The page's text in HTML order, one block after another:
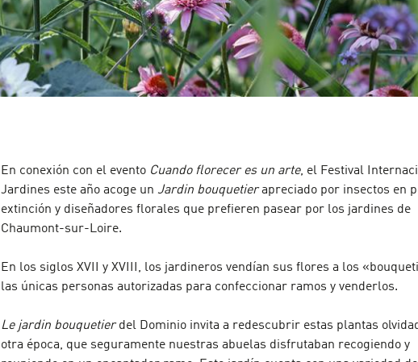
En conexión con el evento Cuando florecer es un arte, el Festival
Jardines este año acoge un Jardin bouquetierapreciado por insectos en
extinción y diseñadores florales que prefieren pasear por los jardines de
Chaumont-sur-Loire.
En los siglos XVII y XVIII, los jardineros vendían sus flores a los
las únicas personas autorizadas para confeccionar ramos y venderlos.
Le jardin bouquetierdel Dominio invita a redescubrir estas plantas
otra época, que seguramente nuestras abuelas disfrutaban recogiendo y